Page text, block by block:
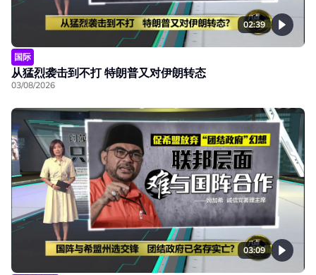
02:39
国际
从猛烈袭击到不打 特朗普又对伊朗转态
03/08/2026
03:09